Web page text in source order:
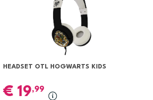
HEADSET OTL HOGWARTS KIDS
€ 19,99